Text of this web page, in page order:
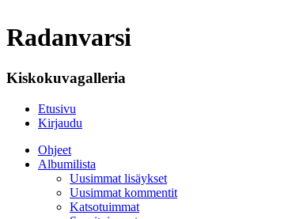
Radanvarsi
Kiskokuvagalleria
Etusivu
Kirjaudu
Ohjeet
Albumilista
Uusimmat lisäykset
Uusimmat kommentit
Katsotuimmat